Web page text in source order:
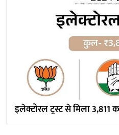
इलेक्टोरल ट्रस्ट से मिला 3,811